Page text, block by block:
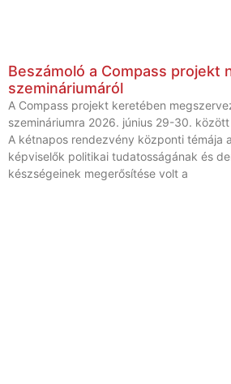
Beszámoló a Compass projekt
szemináriumáról
A Compass projekt keretében
szemináriumra 2026. június 29-30.
A kétnapos rendezvény központi témája
képviselők politikai tudatosságának és
készségeinek megerősítése volt a